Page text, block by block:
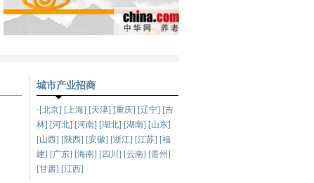
城市产业招商
·[北京] [上海] [天津] [重庆] [辽宁] [吉
林] [河北] [河南] [湖北] [湖南] [山东]
[山西] [陕西] [安徽] [浙江] [江苏] [福
建] [广东] [海南] [四川] [云南] [贵州]
[甘肃] [江西]